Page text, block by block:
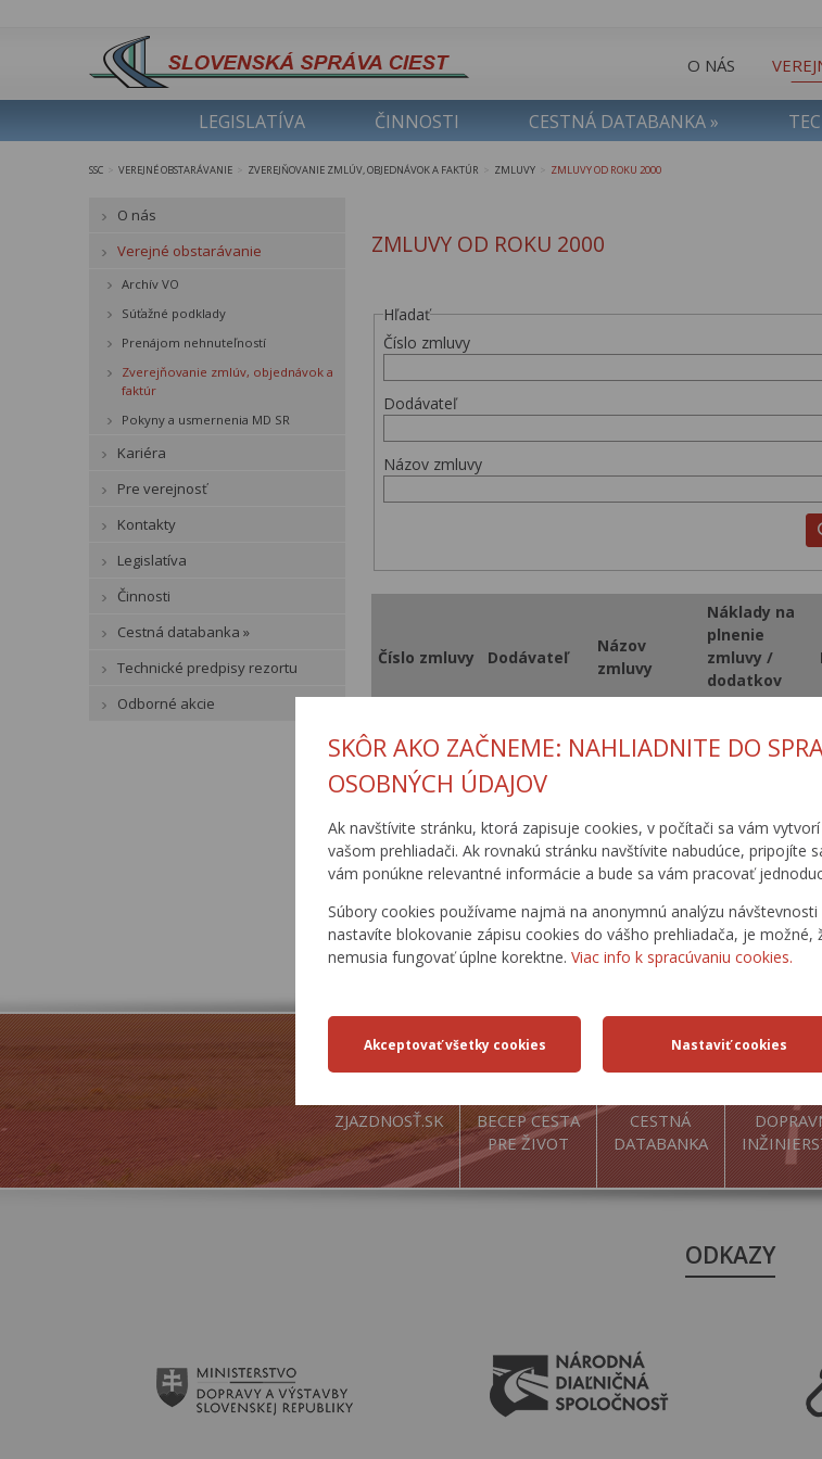
SKÔR AKO ZAČNEME: NAHLIADNITE DO
OSOBNÝCH ÚDAJOV
Ak navštívite stránku, ktorá zapisuje cookies, v počítači sa vám
vašom prehliadači. Ak rovnakú stránku navštívite nabudúce, pripojíte
vám ponúkne relevantné informácie a bude sa vám pracovať
Súbory cookies používame najmä na anonymnú analýzu
nastavíte blokovanie zápisu cookies do vášho prehliadača, je
nemusia fungovať úplne korektne. Viac info k spracúvaniu cookies.
O NÁS
LEGISLATÍVA ČINNOSTI CESTNÁ DATABANKA »
SSC VEREJNÉ OBSTARÁVANIE ZVEREJŇOVANIE ZMLÚV, OBJEDNÁVOK A FAKTÚR ZMLUVY ZMLUVY OD ROKU 2000
ZMLUVY OD ROKU 2000
Hľadať
Číslo zmluvy
Dodávateľ
Názov zmluvy
Číslo zmluvy Dodávateľ
Názov
zmluvy
Náklady na
plnenie
zmluvy /
dodatkov
vrátane DPH
210/2/00-4
Cestné
stavby, a.s.
I/73 Svidník –
Vyšný
1 2 3 4
1 2 3 4
O nás
Verejné obstarávanie
Archív VO
Súťažné podklady
Prenájom nehnuteľností
Zverejňovanie zmlúv, objednávok a
faktúr
Pokyny a usmernenia MD SR
Kariéra
Pre verejnosť
Kontakty
Legislatíva
Činnosti
Cestná databanka »
Technické predpisy rezortu
Odborné akcie
ZJAZDNOSŤ.SK
BECEP CESTA
PRE ŽIVOT
CESTNÁ
DATABANKA
ODKAZY